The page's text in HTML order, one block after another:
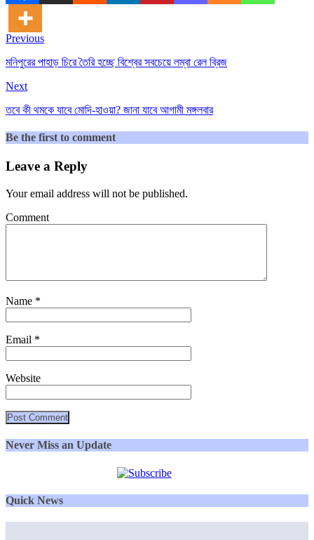
Previous
মনিপুরের পাহাড় চিরে তৈরি হচ্ছে বিশ্বের সবচেয়ে লম্বা রেল ব্রিজ
Next
তবে কী থমকে যাবে মোদি-হাওয়া? জানা যাবে আগামী মঙ্গলবার
Be the first to comment
Leave a Reply
Your email address will not be published.
Comment
Name *
Email *
Website
Never Miss an Update
Quick News